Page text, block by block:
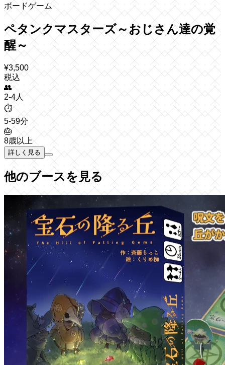
ボードゲーム
ペタンクマスターズ～おじさん達の覚
醒～
¥3,500
税込
👥
2-4人
⏱️
5-59分
🎂
8歳以上
詳しく見る
他のブースを見る